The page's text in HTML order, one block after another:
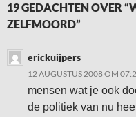
19 GEDACHTEN OVER
ZELFMOORD”
erickuijpers
12 AUGUSTUS 2008 OM
mensen wat je ook
de politiek van nu